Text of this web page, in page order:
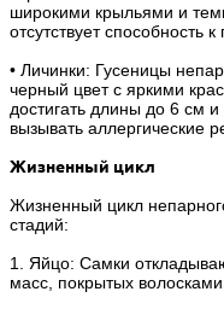
широкими крыльями и
отсутствует способность к
• Личинки: Гусеницы
черный цвет с яркими
достигать длины до 6 см
вызывать аллергические
Жизненный цикл
Жизненный цикл
стадий:
1. Яйцо: Самки
масс, покрытых